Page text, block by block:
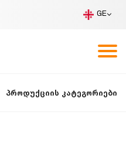
GE
პროდუქციის კატეგორიები